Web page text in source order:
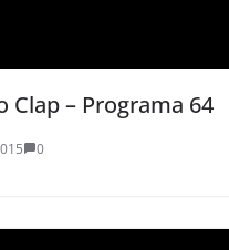
Clap – Programa 64
0